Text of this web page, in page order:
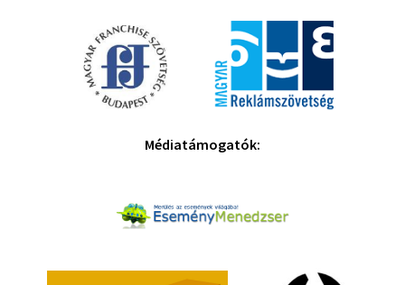
Médiatámogatók: